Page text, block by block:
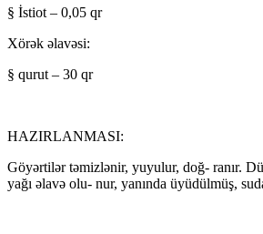
§ İstiot – 0,05 qr
Xörək əlavəsi:
§ qurut – 30 qr
HAZIRLANMASI:
Göyərtilər təmizlənir, yuyulur, doğ- ranır.
yağı əlavə olu- nur, yanında üyüdülmüş,